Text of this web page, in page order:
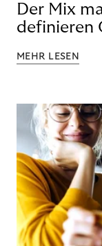
Der Mix
definieren
MEHR LESEN